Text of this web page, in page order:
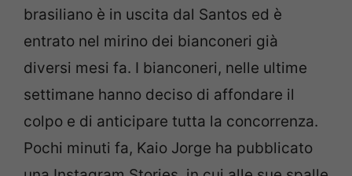
brasiliano è in uscita dal Santos ed è
entrato nel mirino dei bianconeri già
diversi mesi fa. I bianconeri, nelle ultime
settimane hanno deciso di affondare il
colpo e di anticipare tutta la concorrenza.
Pochi minuti fa, Kaio Jorge ha pubblicato